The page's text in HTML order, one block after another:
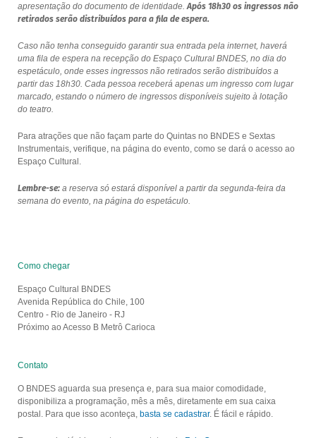
apresentação do documento de identidade.Após 18h30 os ingressos não
retirados serão distribuídos para a fila de espera.
Caso não tenha conseguido garantir sua entrada pela internet, haverá
uma fila de espera na recepção do Espaço Cultural BNDES, no dia do
espetáculo, onde esses ingressos não retirados serão distribuídos a
partir das 18h30. Cada pessoa receberá apenas um ingresso com lugar
marcado, estando o número de ingressos disponíveis sujeito à lotação
do teatro.
Para atrações que não façam parte do Quintas no BNDES e Sextas
Instrumentais, verifique, na página do evento, como se dará o acesso ao
Espaço Cultural.
Lembre-se:a reserva só estará disponível a partir da segunda-feira da
semana do evento, na página do espetáculo.
Como chegar
Espaço Cultural BNDES
Avenida República do Chile, 100
Centro - Rio de Janeiro - RJ
Próximo ao Acesso B Metrô Carioca
Contato
O BNDES aguarda sua presença e, para sua maior comodidade,
disponibiliza a programação, mês a mês, diretamente em sua caixa
postal. Para que isso aconteça, basta se cadastrar. É fácil e rápido.